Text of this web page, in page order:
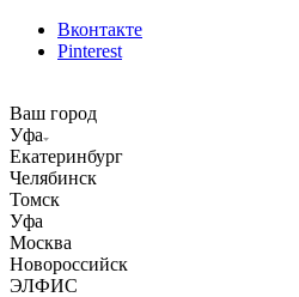
Вконтакте
Pinterest
Ваш город
Уфа
Екатеринбург
Челябинск
Томск
Уфа
Москва
Новороссийск
ЭЛФИС